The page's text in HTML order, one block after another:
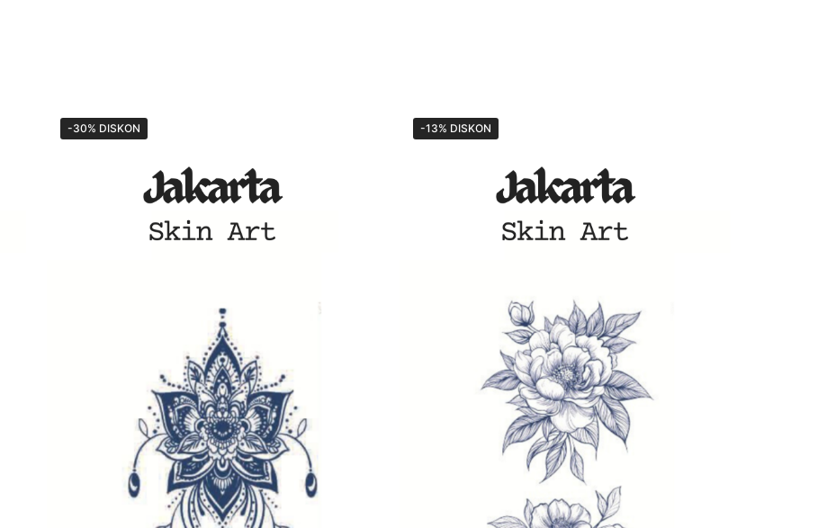
-30% DISKON -13% DISKON